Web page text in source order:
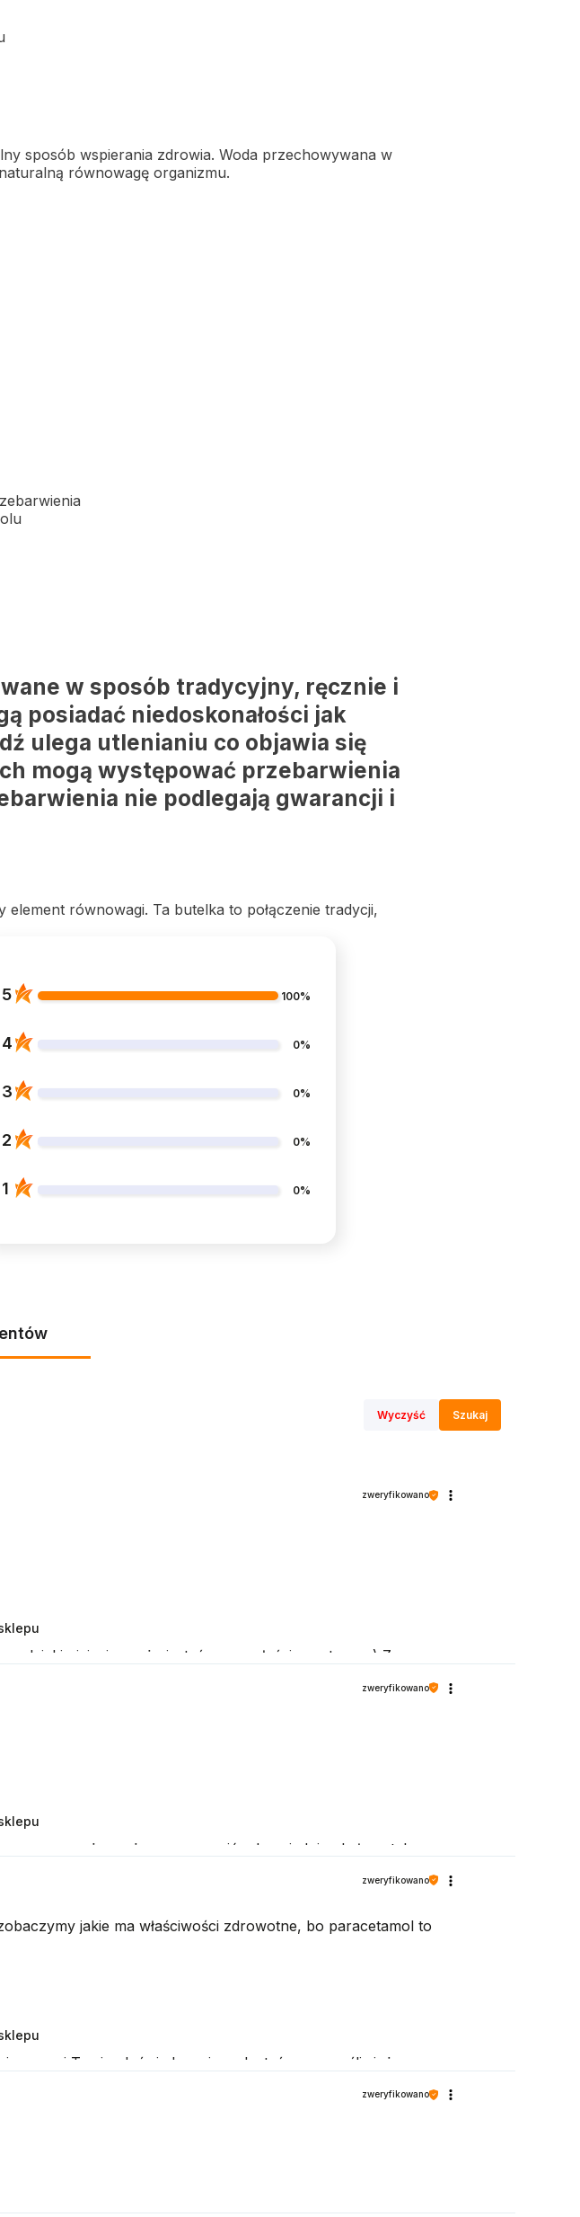
sposób wspierania zdrowia. Woda przechowywana w
równowagę organizmu.
w sposób tradycyjny, ręcznie i
posiadać niedoskonałości jak
ulega utlenianiu co objawia się
mogą występować przebarwienia
nie podlegają gwarancji i
równowagi. Ta butelka to połączenie tradycji,
5 100%
4 0%
3 0%
2 0%
1 0%
Wyczyść Szukaj
dzięki niej wiemy, że jesteśmy na właściwym torze :) Z
zweryfikowano
oraz, że możemy zapewnić odpowiednią obsługę tak
zweryfikowano
z nami Twoim doświadczeniem. Jesteśmy szczęśliwi, że
zweryfikowano
jakie ma właściwości zdrowotne, bo paracetamol to
zweryfikowano